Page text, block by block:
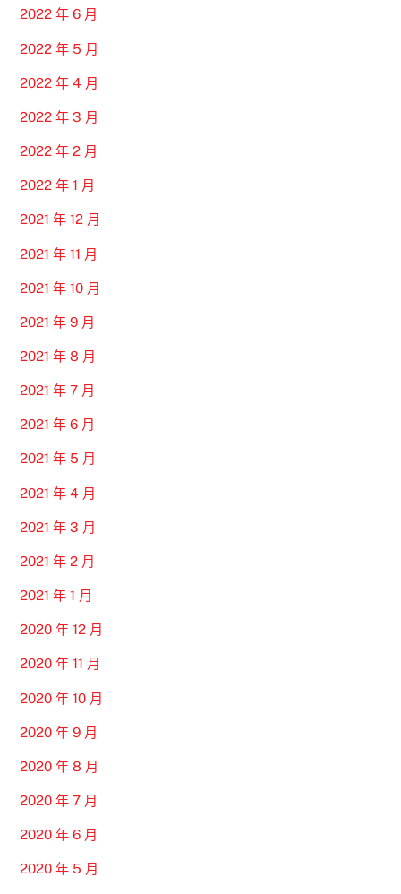
2022 年 6 月
2022 年 5 月
2022 年 4 月
2022 年 3 月
2022 年 2 月
2022 年 1 月
2021 年 12 月
2021 年 11 月
2021 年 10 月
2021 年 9 月
2021 年 8 月
2021 年 7 月
2021 年 6 月
2021 年 5 月
2021 年 4 月
2021 年 3 月
2021 年 2 月
2021 年 1 月
2020 年 12 月
2020 年 11 月
2020 年 10 月
2020 年 9 月
2020 年 8 月
2020 年 7 月
2020 年 6 月
2020 年 5 月